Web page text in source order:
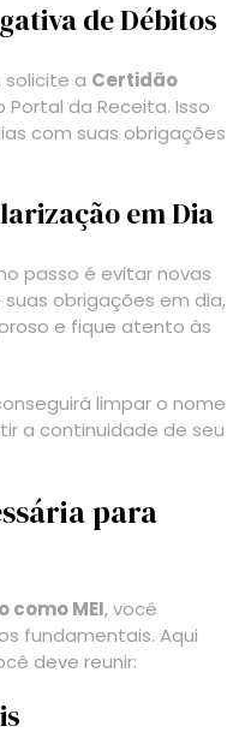
de Débitos
solicite a Certidão
Portal da Receita. Isso
com suas obrigações
em Dia
passo é evitar novas
obrigações em dia,
e fique atento às
limpar o nome
a continuidade de seu
para
MEI, você
fundamentais. Aqui
deve reunir: